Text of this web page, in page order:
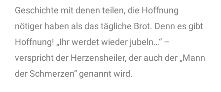
Geschichte mit denen teilen, die Hoffnung
nötiger haben als das tägliche Brot. Denn es gibt
Hoffnung! „Ihr werdet wieder jubeln…“ –
verspricht der Herzensheiler, der auch der „Mann
der Schmerzen“ genannt wird.